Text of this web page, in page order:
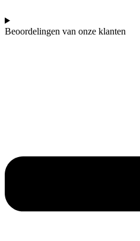
Beoordelingen van onze klanten